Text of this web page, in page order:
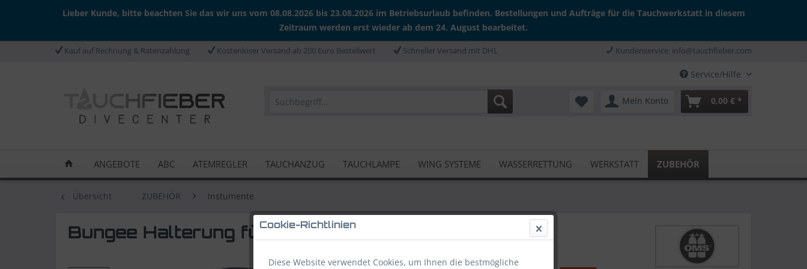
Lieber Kunde, bitte beachten Sie das wir uns vom 08.08.2026 bis 23.08.2026 im Betriebsurlaub befinden. Bestellungen und Aufträge für die Tauchwerkstatt in diesem
Zeitraum werden erst wieder ab dem 24. August bearbeitet.
Kauf auf Rechnung & Ratenzahlung Kostenloser Versand ab 200 Euro Bestellwert Schneller Versand mit DHL Kundenservice: info@tauchfieber.com
Service/Hilfe
Mein Konto 0,00 € *
ANGEBOTE ABC ATEMREGLER TAUCHANZUG TAUCHLAMPE WING SYSTEME WASSERRETTUNG WERKSTATT ZUBEHÖR
Übersicht ZUBEHÖR Instumente
Bungee Halterung für Suunto SK7 Kompass
Cookie-Richtlinien
Diese Website verwendet Cookies, um Ihnen die bestmögliche